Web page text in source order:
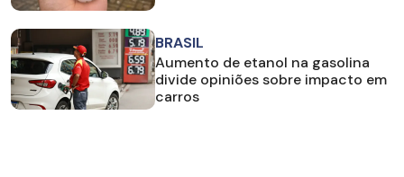
BRASIL
Aumento de etanol na gasolina
divide opiniões sobre impacto em
carros